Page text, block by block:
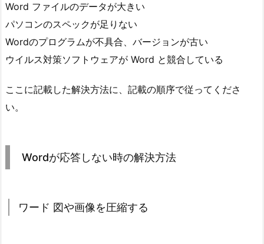
Word ファイルのデータが大きい
パソコンのスペックが足りない
Wordのプログラムが不具合、バージョンが古い
ウイルス対策ソフトウェアが Word と競合している
ここに記載した解決方法に、記載の順序で従ってくださ
い。
Wordが応答しない時の解決方法
ワード 図や画像を圧縮する